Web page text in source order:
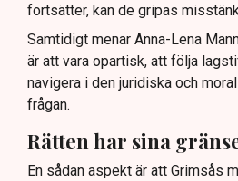
fortsätter, kan de gripas
Samtidigt menar Anna-Lena
är att vara opartisk, att följa
navigera i den juridiska och
frågan.
Rätten har sina
En sådan aspekt är att Grimsås